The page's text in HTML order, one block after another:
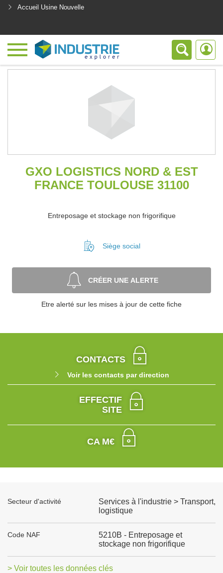
Accueil Usine Nouvelle
GXO LOGISTICS NORD & EST
FRANCE TOULOUSE 31100
Entreposage et stockage non frigorifique
Siège social
CRÉER UNE ALERTE
Etre alerté sur les mises à jour de cette fiche
CONTACTS
Voir les contacts par direction
EFFECTIF
SITE
CA M€
Secteur d'activité
Services à l'industrie > Transport,
logistique
Code NAF
5210B - Entreposage et
stockage non frigorifique
> Voir toutes les données clés